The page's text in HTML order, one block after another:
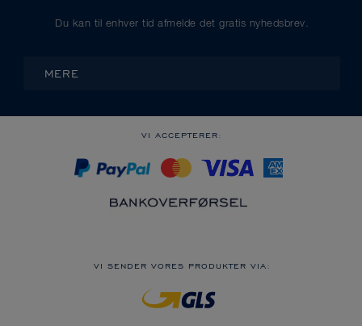
Du kan til enhver tid afmelde det gratis nyhedsbrev.
MERE
VI ACCEPTERER:
VI SENDER VORES PRODUKTER VIA: